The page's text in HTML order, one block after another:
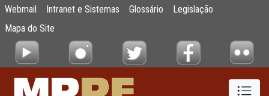
Pular para o Conteúdo principal
PGJ Marcos Carvalho recebe homenagem
Webmail Intranet e Sistemas Glossário
Legislação
Mapa do Site